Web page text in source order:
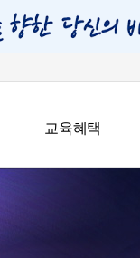
교육혜택